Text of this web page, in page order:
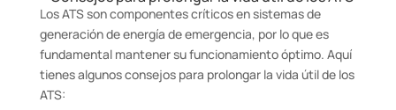
Los ATS son componentes críticos en sistemas de
generación de energía de emergencia, por lo que es
fundamental mantener su funcionamiento óptimo. Aquí
tienes algunos consejos para prolongar la vida útil de los
ATS: